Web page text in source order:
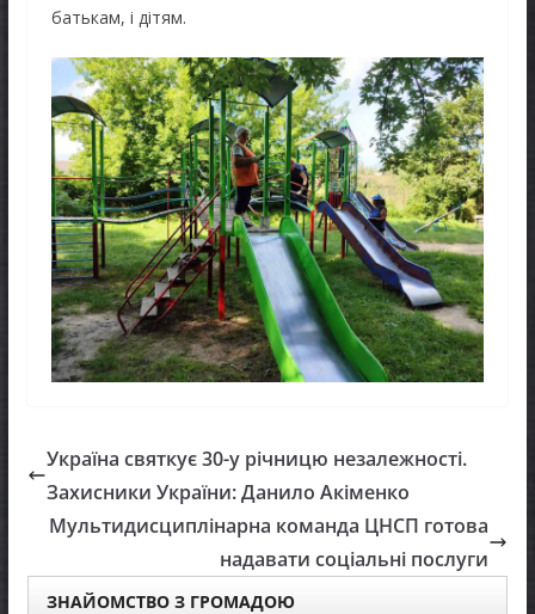
батькам, і дітям.
Україна святкує 30-у річницю незалежності.
Захисники України: Данило Акіменко
Мультидисциплінарна команда ЦНСП готова
надавати соціальні послуги
ЗНАЙОМСТВО З ГРОМАДОЮ